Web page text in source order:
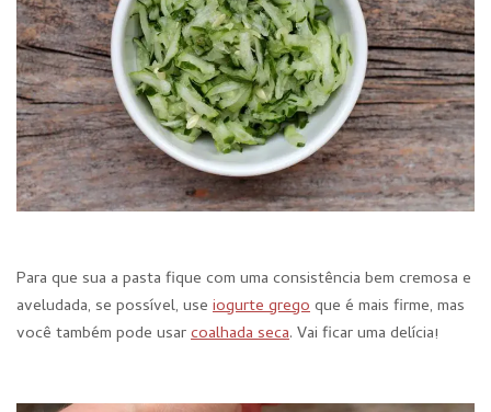
Para que sua a pasta fique com uma consistência bem cremosa e
aveludada, se possível, use iogurte gregoque é mais firme, mas
você também pode usarcoalhada seca. Vai ficar uma delícia!